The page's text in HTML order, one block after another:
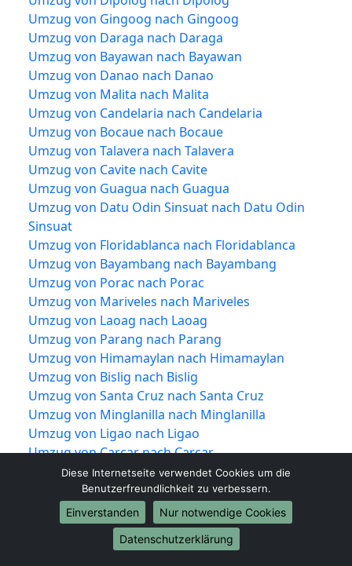
Umzug von Gingoog nach Gingoog
Umzug von Daraga nach Daraga
Umzug von Bayawan nach Bayawan
Umzug von Danao nach Danao
Umzug von Malita nach Malita
Umzug von Candelaria nach Candelaria
Umzug von Bocaue nach Bocaue
Umzug von Talavera nach Talavera
Umzug von Cavite nach Cavite
Umzug von Guagua nach Guagua
Umzug von Datu Odin Sinsuat nach Datu Odin
Sinsuat
Umzug von Floridablanca nach Floridablanca
Umzug von Bayambang nach Bayambang
Umzug von Porac nach Porac
Umzug von Mariveles nach Mariveles
Umzug von Laoag nach Laoag
Umzug von Parang nach Parang
Umzug von Himamaylan nach Himamaylan
Umzug von Bislig nach Bislig
Umzug von Santa Cruz nach Santa Cruz
Umzug von Minglanilla nach Minglanilla
Umzug von Ligao nach Ligao
Umzug von Carcar nach Carcar
Umzug von Trece Martires nach Trece Martires
Umzug von La Trinidad nach La Trinidad
Umzug von Tabuk nach Tabuk
Umzug von Lingayen nach Lingayen
Umzug von Mangaldan nach Mangaldan
Diese Internetseite verwendet Cookies um die
Benutzerfreundlichkeit zu verbessern.
Einverstanden
Nur notwendige Cookies
Datenschutzerklärung